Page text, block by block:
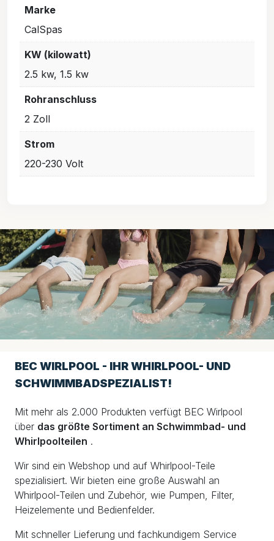
Marke
CalSpas
KW (kilowatt)
2.5 kw, 1.5 kw
Rohranschluss
2 Zoll
Strom
220-230 Volt
BEC WIRLPOOL - IHR WHIRLPOOL- UND
SCHWIMMBADSPEZIALIST!
Mit mehr als 2.000 Produkten verfügt BEC Wirlpool
über das größte Sortiment an Schwimmbad- und
Whirlpoolteilen .
Wir sind ein Webshop und auf Whirlpool-Teile
spezialisiert. Wir bieten eine große Auswahl an
Whirlpool-Teilen und Zubehör, wie Pumpen, Filter,
Heizelemente und Bedienfelder.
Mit schneller Lieferung und fachkundigem Service